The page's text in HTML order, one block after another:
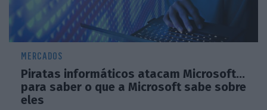
MERCADOS
Piratas informáticos atacam Microsoft...
para saber o que a Microsoft sabe sobre
eles